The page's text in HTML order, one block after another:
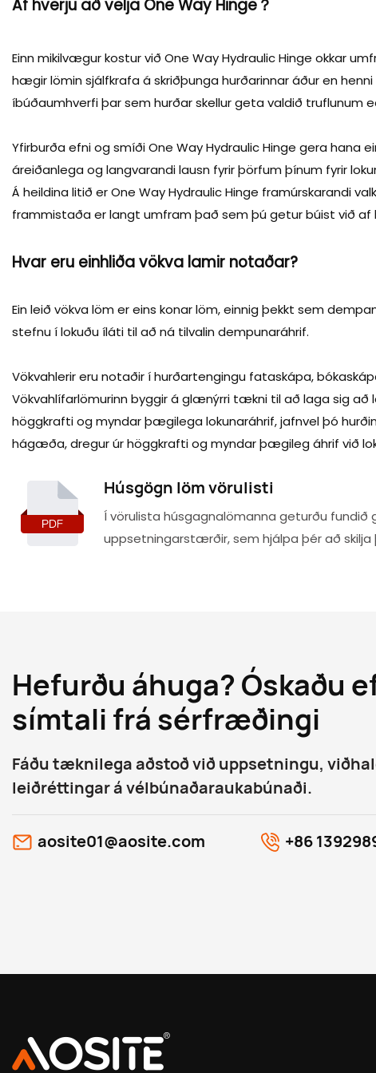
heimili og
Af hverju að velja One Way Hinge？
Einn mikilvægur kostur við One Way Hydraulic Hinge okkar
hægir lömin sjálfkrafa á skriðþunga hurðarinnar áður en
íbúðaumhverfi þar sem hurðar skellur geta valdið truflunum
Yfirburða efni og smíði One Way Hydraulic Hinge gera hana
áreiðanlega og langvarandi lausn fyrir þörfum þínum fyrir
Á heildina litið er One Way Hydraulic Hinge framúrskarandi
frammistaða er langt umfram það sem þú getur búist við af
Hvar eru einhliða vökva lamir notaðar?
Ein leið vökva löm er eins konar löm, einnig þekkt sem
stefnu í lokuðu íláti til að ná tilvalin dempunaráhrif.
Vökvahlerir eru notaðir í hurðartengingu fataskápa,
Vökvahlífarlömurinn byggir á glænýrri tækni til að laga sig
höggkrafti og myndar þægilega lokunaráhrif, jafnvel þó
hágæða, dregur úr höggkrafti og myndar þægileg áhrif við
Húsgögn löm vörulisti
Í vörulista húsgagnalömanna geturðu fundið
uppsetningarstærðir, sem hjálpa þér að
Hefurðu áhuga? Óskaðu
símtali frá sérfræðingi
Fáðu tæknilega aðstoð við uppsetningu,
leiðréttingar á vélbúnaðaraukabúnaði.
aosite01@aosite.com +86